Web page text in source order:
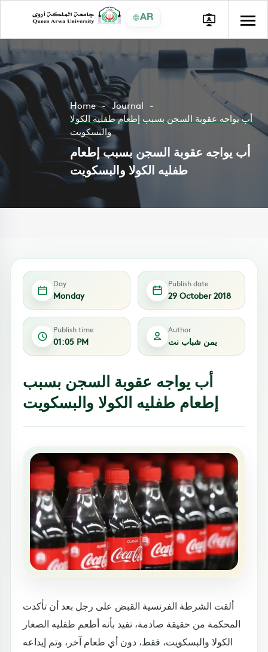
AR
Home
Journal
أب يواجه عقوبة السجن بسبب إطعام طفليه الكولا
والبسكويت
أب يواجه عقوبة السجن بسبب إطعام
طفليه الكولا والبسكويت
Day
Monday
Publish date
29 October 2018
Publish time
01:05 PM
Author
يمن شباب نت
أب يواجه عقوبة السجن بسبب
إطعام طفليه الكولا والبسكويت
ألقت الشرطة الفرنسية القبض على رجل بعد أن تأكدت
المحكمة من حقيقة صادمة، تفيد بأنه أطعم طفليه الصغار
الكولا والبسكويت، فقط، دون أي طعام آخر، وتم إيداعه